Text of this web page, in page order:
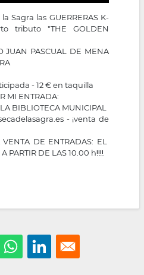
Sagra las GUERRERAS K-
tributo "THE GOLDEN
JUAN PASCUAL DE MENA
- 12 € en taquilla
MI ENTRADA:
BIBLIOTECA MUNICIPAL
- ¡venta de
DE ENTRADAS: EL
PARTIR DE LAS 10.00 h‼️‼️